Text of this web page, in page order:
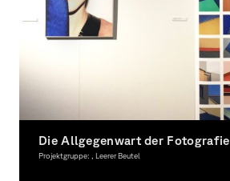
Die Allgegenwart der Fotografie
Projektgruppe: , Leerer Beutel